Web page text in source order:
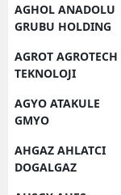
AGHOL ANADOLU
GRUBU HOLDING
AGROT AGROTECH
TEKNOLOJI
AGYO ATAKULE
GMYO
AHGAZ AHLATCI
DOGALGAZ